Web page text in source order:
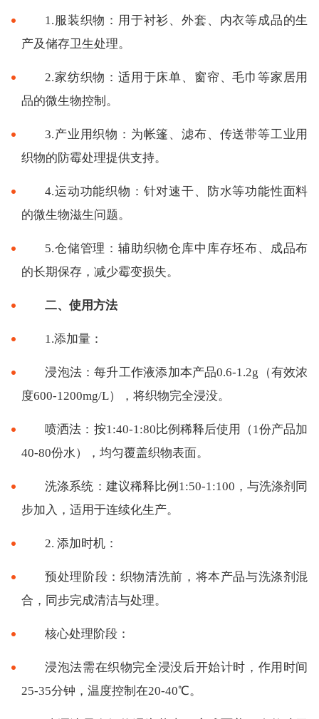
1.服装织物：用于衬衫、外套、内衣等成品的生
产及储存卫生处理。
2.家纺织物：适用于床单、窗帘、毛巾等家居用
品的微生物控制。
3.产业用织物：为帐篷、滤布、传送带等工业用
织物的防霉处理提供支持。
4.运动功能织物：针对速干、防水等功能性面料
的微生物滋生问题。
5.仓储管理：辅助织物仓库中库存坯布、成品布
的长期保存，减少霉变损失。
二、使用方法
1.添加量：
浸泡法：每升工作液添加本产品0.6-1.2g（有效浓
度600-1200mg/L），将织物完全浸没。
喷洒法：按1:40-1:80比例稀释后使用（1份产品加
40-80份水），均匀覆盖织物表面。
洗涤系统：建议稀释比例1:50-1:100，与洗涤剂同
步加入，适用于连续化生产。
2. 添加时机：
预处理阶段：织物清洗前，将本产品与洗涤剂混
合，同步完成清洁与处理。
核心处理阶段：
浸泡法需在织物完全浸没后开始计时，作用时间
25-35分钟，温度控制在20-40℃。